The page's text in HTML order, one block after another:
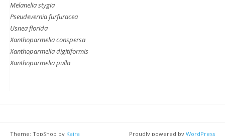
Melanelia stygia
Pseudevernia furfuracea
Usnea florida
Xanthoparmelia conspersa
Xanthoparmelia digitiformis
Xanthoparmelia pulla
Theme: TopShop by Kaira Proudly powered by WordPress